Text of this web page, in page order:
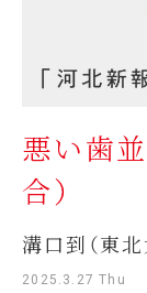
悪い歯
合）
溝口到（東
2025.3.27 Thu